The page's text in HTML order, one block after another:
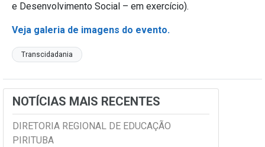
e Desenvolvimento Social – em exercício).
Veja galeria de imagens do evento.
Transcidadania
NOTÍCIAS MAIS RECENTES
DIRETORIA REGIONAL DE EDUCAÇÃO
PIRITUBA